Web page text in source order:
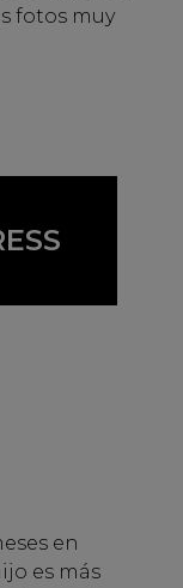
fotos muy
en
es más